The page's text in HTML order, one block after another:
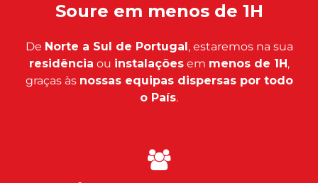
Soure em menos de 1H
De Norte a Sul de Portugal , estaremos na sua
residência ou instalaçõesem menos de 1H ,
graças às nossas equipas dispersas por todo
o País.